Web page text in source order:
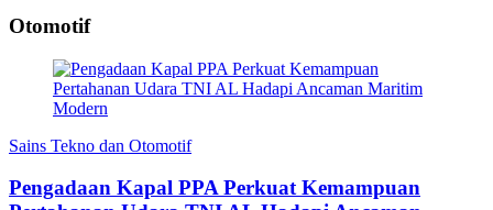
Otomotif
Sains Tekno dan Otomotif
Pengadaan Kapal PPA Perkuat Kemampuan